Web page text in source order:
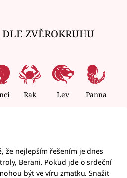
DLE ZVĚROKRUHU
Rak Lev Panna
že nejlepším řešením je dnes
Berani. Pokud jde o srdeční
být ve víru zmatku. Snažit